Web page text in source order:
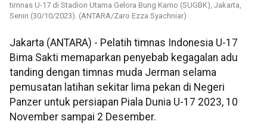
timnas U-17 di Stadion Utama Gelora Bung Karno (SUGBK), Jakarta,
Senin (30/10/2023). (ANTARA/Zaro Ezza Syachniar)
Jakarta (ANTARA) - Pelatih timnas Indonesia U-17
Bima Sakti memaparkan penyebab kegagalan adu
tanding dengan timnas muda Jerman selama
pemusatan latihan sekitar lima pekan di Negeri
Panzer untuk persiapan Piala Dunia U-17 2023, 10
November sampai 2 Desember.